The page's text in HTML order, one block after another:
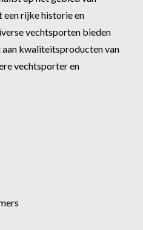
rijke historie en
vechtsporten bieden
kwaliteitsproducten van
vechtsporter en